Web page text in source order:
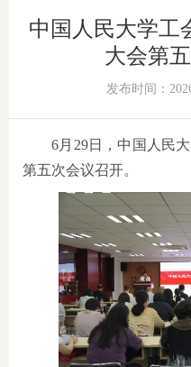
中国人民大学工
大会第
发布时间：
6月29日，中国人民
第五次会议召开。